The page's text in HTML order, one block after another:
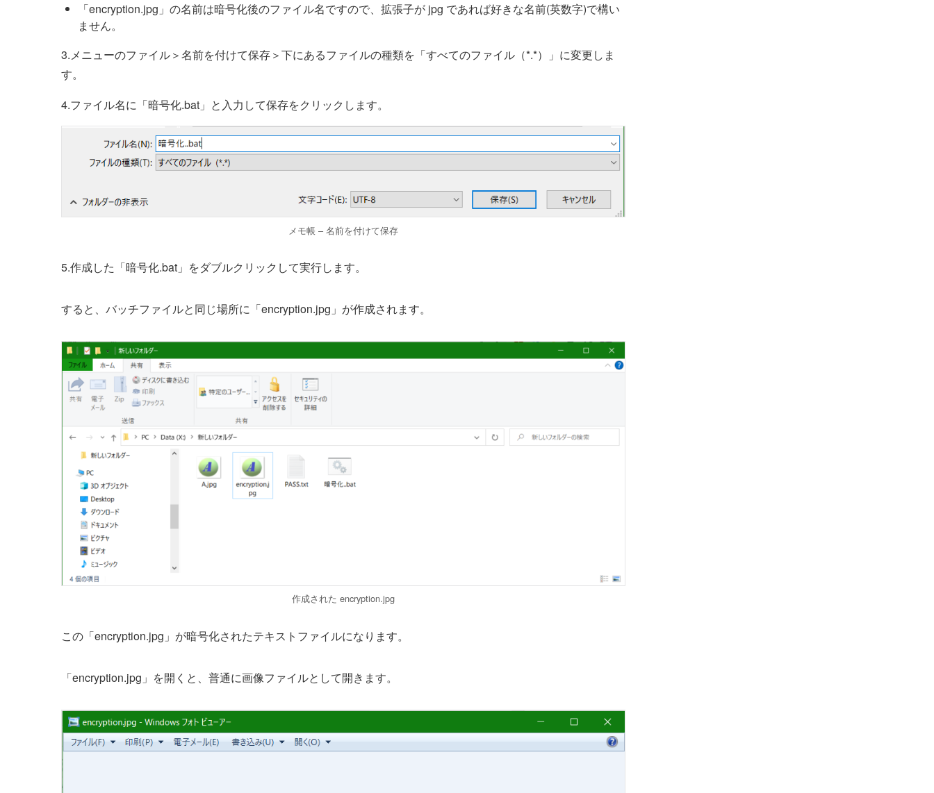
「encryption.jpg」の名前は暗号化後のファイル名ですので、拡張子が jpg であれば好きな名前(英数字)で構い
ません。
3.メニューのファイル＞名前を付けて保存＞下にあるファイルの種類を「すべてのファイル（*.*）」に変更しま
す。
4.ファイル名に「暗号化.bat」と入力して保存をクリックします。
メモ帳 – 名前を付けて保存
5.作成した「暗号化.bat」をダブルクリックして実行します。
すると、バッチファイルと同じ場所に「encryption.jpg」が作成されます。
作成された encryption.jpg
この「encryption.jpg」が暗号化されたテキストファイルになります。
「encryption.jpg」を開くと、普通に画像ファイルとして開きます。